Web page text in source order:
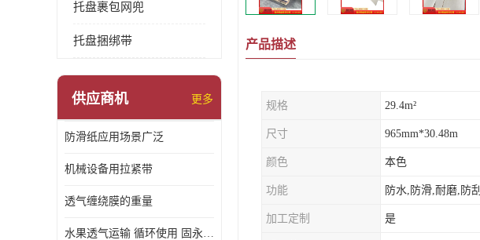
托盘裹包网兜
托盘捆绑带
供应商机 更多
防滑纸应用场景广泛
机械设备用拉紧带
透气缠绕膜的重量
水果透气运输 循环使用 固永包材
产品描述
规格 29.4m²
尺寸 965mm*30.48m
颜色 本色
功能 防水,防滑,耐磨,防刮
加工定制 是